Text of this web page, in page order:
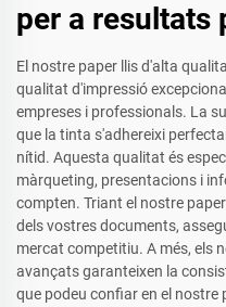
per a resultats
El nostre paper llis d'alta
qualitat d'impressió
empreses i professionals. La
que la tinta s'adhereixi
nítid. Aquesta qualitat és
màrqueting, presentacions i
compten. Triant el nostre
dels vostres documents,
mercat competitiu. A més, els
avançats garanteixen la
que podeu confiar en el nostre